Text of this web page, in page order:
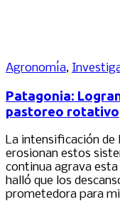
Agronomía,
Patagonia:
pastoreo rotativo
La intensificación de
erosionan estos
continua agrava
halló que los
prometedora para